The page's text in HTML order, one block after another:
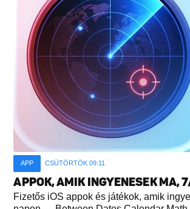
APP CSÜTÖRTÖK 09:11
APPOK, AMIK INGYENESEK MA,
Fizetős iOS appok és játékok, amik